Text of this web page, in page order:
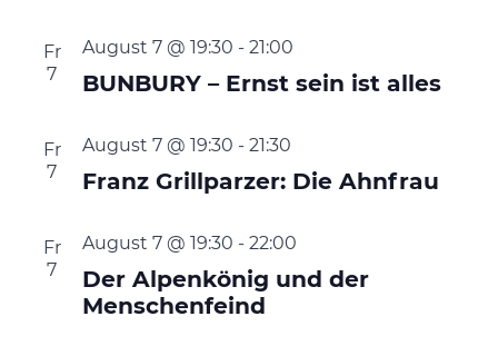
Fr
7
BUNBURY – Ernst sein ist alles
August 7 @ 19:30 - 21:00
Fr
7
Franz Grillparzer: Die Ahnfrau
August 7 @ 19:30 - 21:30
Fr
7
Der Alpenkönig und der
Menschenfeind
August 7 @ 19:30 - 22:00